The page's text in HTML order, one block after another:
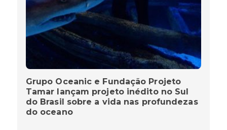
Grupo Oceanic e Fundação Projeto
Tamar lançam projeto inédito no Sul
do Brasil sobre a vida nas profundezas
do oceano